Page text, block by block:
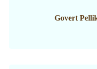
Govert